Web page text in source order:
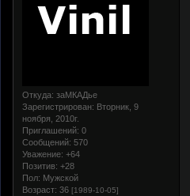
Откуда: заМКАДье
Зарегистрирован: Вторник, 9
ноября, 2010г.
Приглашений: 0
Сообщений: 570
Уважение: +64
Позитив: +28
Пол: Мужской
Возраст: 36 [1989-10-05]